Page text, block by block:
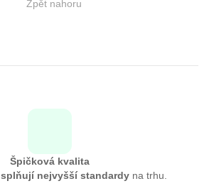
Zpět nahoru
Špičková kvalita
splňují nejvyšší standardy na trhu.